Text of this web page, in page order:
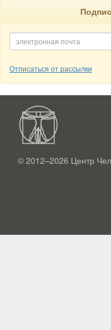
Отписаться от рассылки
© 2012–2026 Центр